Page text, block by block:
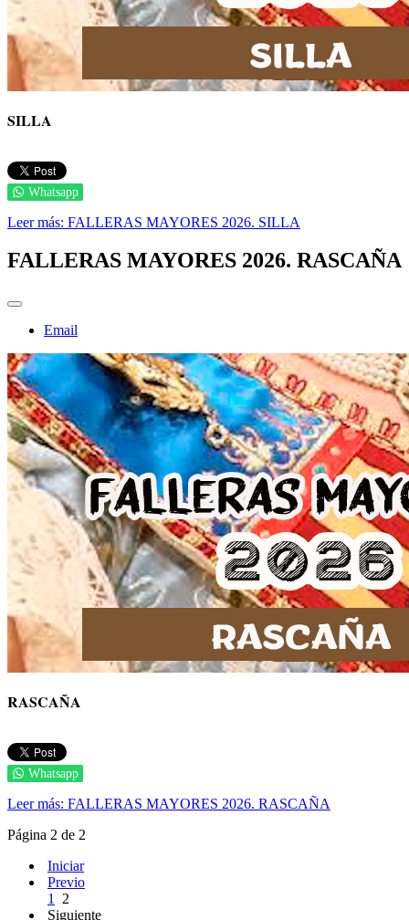
SILLA
Whatsapp
Leer más: FALLERAS MAYORES 2026. SILLA
FALLERAS MAYORES 2026. RASCAÑA
Email
RASCAÑA
Whatsapp
Leer más: FALLERAS MAYORES 2026. RASCAÑA
Página 2 de 2
Iniciar
Previo
1
2
Siguiente